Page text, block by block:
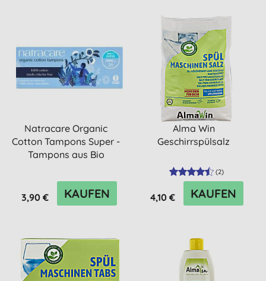
Natracare Organic
Cotton Tampons Super -
Tampons aus Bio
3,90 € KAUFEN
Alma Win
Geschirrspülsalz
(2)
4,10 € KAUFEN